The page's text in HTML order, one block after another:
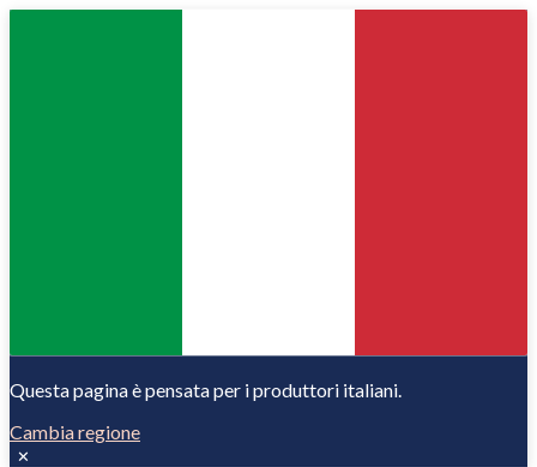
Questa pagina è pensata per i produttori italiani.
Cambia regione
✕